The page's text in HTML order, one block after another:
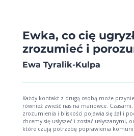
Ewka, co cię
zrozumieć i
Ewa Tyralik-Kulpa
Każdy kontakt z drugą osobą może
również zwieść nas na manowce.
zrozumienia i bliskości pojawia się żal i
chcemy się usłyszeć i zostać usłyszanymi, oddalamy
które czują potrzebę poprawienia